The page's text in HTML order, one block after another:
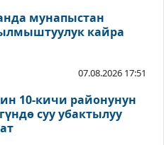
мунапыстан
кайра
07.08.2026 17:51
10-кичи районунун
суу убактылуу